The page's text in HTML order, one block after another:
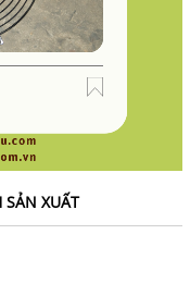
SẢN XUẤT